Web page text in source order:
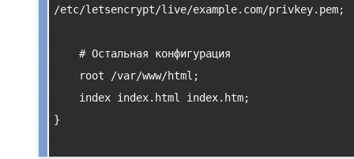
/etc/letsencrypt/live/example.com/privkey.pem;
}